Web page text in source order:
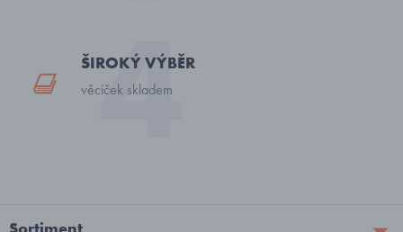
ŠIROKÝ VÝBĚR
věciček skladem